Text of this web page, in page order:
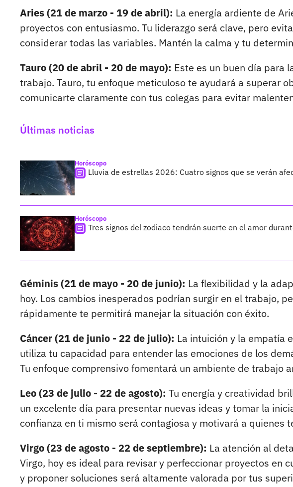
Aries (21 de marzo - 19 de abril): La energía ardiente de
proyectos con entusiasmo. Tu liderazgo será clave, pero
considerar todas las variables. Mantén la calma y tu
Tauro (20 de abril - 20 de mayo): Este es un buen día para
trabajo. Tauro, tu enfoque meticuloso te ayudará a superar
comunicarte claramente con tus colegas para evitar
Últimas noticias
Horóscopo
Lluvia de estrellas 2026: Cuatro signos que se verán
Horóscopo
Tres signos del zodiaco tendrán suerte en el amor
Géminis (21 de mayo - 20 de junio): La flexibilidad y la
hoy. Los cambios inesperados podrían surgir en el trabajo,
rápidamente te permitirá manejar la situación con éxito.
Cáncer (21 de junio - 22 de julio): La intuición y la empatía
utiliza tu capacidad para entender las emociones de los
Tu enfoque comprensivo fomentará un ambiente de trabajo
Leo (23 de julio - 22 de agosto): Tu energía y creatividad
un excelente día para presentar nuevas ideas y tomar la
confianza en ti mismo será contagiosa y motivará a quienes
Virgo (23 de agosto - 22 de septiembre): La atención al
Virgo, hoy es ideal para revisar y perfeccionar proyectos en
y proponer soluciones será altamente valorada por tus